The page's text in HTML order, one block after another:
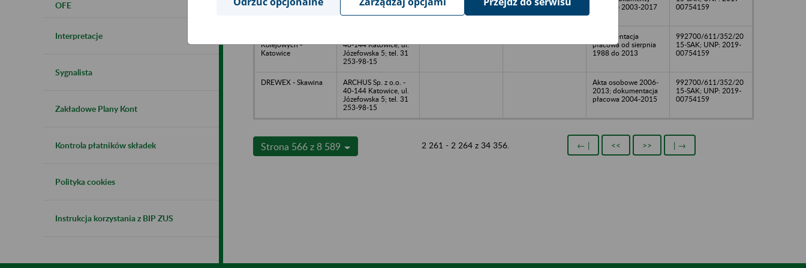
OFE
Interpretacje
Sygnalista
Zakładowe Plany Kont
Kontrola płatników składek
Polityka cookies
Instrukcja korzystania z BIP ZUS
Józefowska 5; tel. 31
253-98-15
płacowe 2003-2017
00754159
Kolejowych -
Katowice
40-144 Katowice, ul.
Józefowska 5; tel. 31
253-98-15
Dokumentacja
płacowa od sierpnia
1988 do 2013
992700/611/352/20
15-SAK; UNP: 2019-
00754159
DREWEX - Skawina
ARCHUS Sp. z o.o. -
40-144 Katowice, ul.
Józefowska 5; tel. 31
253-98-15
Akta osobowe 2006-
2013; dokumentacja
płacowa 2004-2015
992700/611/352/20
15-SAK; UNP: 2019-
00754159
Strona 566 z 8 589 2 261 - 2 264 z 34 356. ← | << >> | →